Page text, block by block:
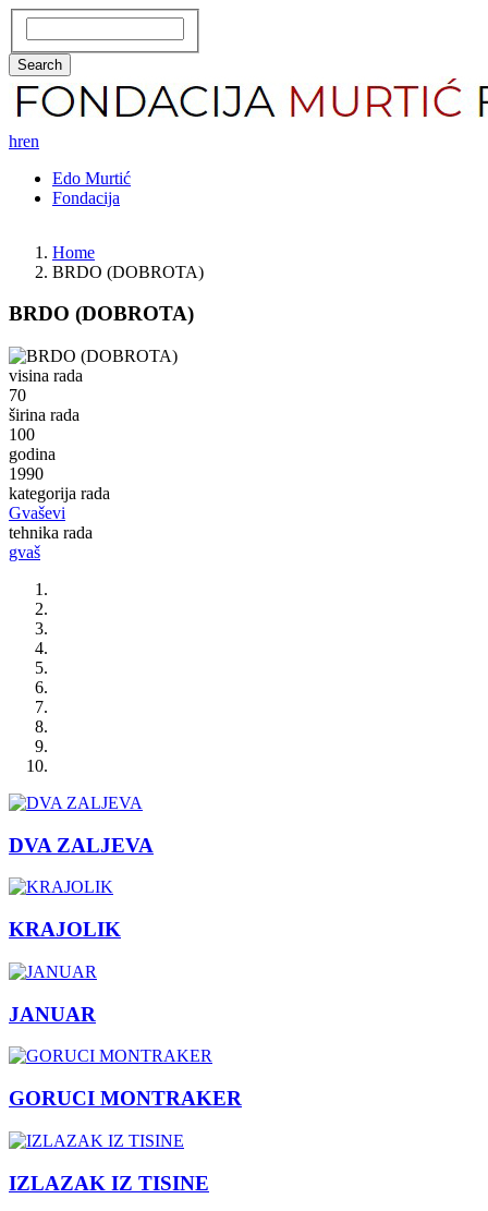
Skoči
glavni
sadržaj
Search
hren
GLAVNA
NAVIGACIJA
Edo Murtić
Fondacija
Home
BRDO (DOBROTA)
BRDO (DOBROTA)
Fotografija
visina rada
70
širina rada
100
godina
1990
kategorija rada
Gvaševi
tehnika rada
gvaš
DVA ZALJEVA
KRAJOLIK
JANUAR
GORUCI MONTRAKER
IZLAZAK IZ TISINE